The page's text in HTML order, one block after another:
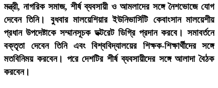
মন্ত্রী, নাগরিক সমাজ, শীর্ষ ব্যবসায়ী ও আমলাদের সঙ্গে নৈশভোজে যোগ
দেবেন তিনি। বুধবার মালয়েশিয়ার ইউনিভার্সিটি কেবাংসান মালয়েশীয়
প্রধান উপদেষ্টাকে সম্মানসূচক ডক্টরেট ডিগ্রি প্রদান করবে। সমাবর্তনে
বক্তৃতা দেবেন তিনি এবং বিশ্ববিদ্যালয়ের শিক্ষক-শিক্ষার্থীদের সঙ্গে
মতবিনিময় করবেন। পরে দেশটির শীর্ষ ব্যবসায়ীদের সঙ্গে আলাদা বৈঠক
করবেন।